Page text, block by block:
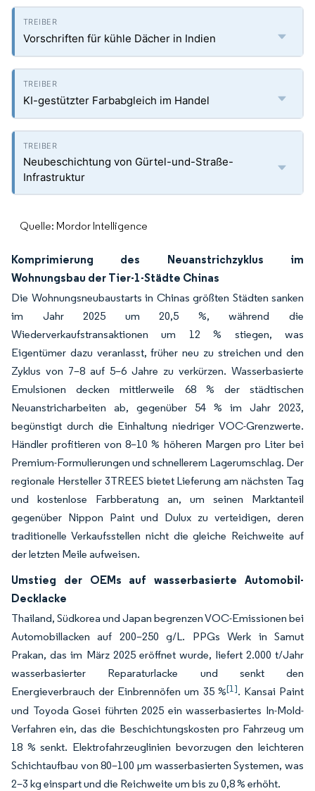
Vorschriften für kühle Dächer in Indien
KI-gestützter Farbabgleich im Handel
Neubeschichtung von Gürtel-und-Straße-
Infrastruktur
Quelle: Mordor Intelligence
Komprimierung des Neuanstrichzyklus im
Wohnungsbau der Tier-1-Städte Chinas
Die Wohnungsneubaustarts in Chinas größten Städten sanken
im Jahr 2025 um 20,5 %, während die
Wiederverkaufstransaktionen um 12 % stiegen, was
Eigentümer dazu veranlasst, früher neu zu streichen und den
Zyklus von 7–8 auf 5–6 Jahre zu verkürzen. Wasserbasierte
Emulsionen decken mittlerweile 68 % der städtischen
Neuanstricharbeiten ab, gegenüber 54 % im Jahr 2023,
begünstigt durch die Einhaltung niedriger VOC-Grenzwerte.
Händler profitieren von 8–10 % höheren Margen pro Liter bei
Premium-Formulierungen und schnellerem Lagerumschlag. Der
regionale Hersteller 3TREES bietet Lieferung am nächsten Tag
und kostenlose Farbberatung an, um seinen Marktanteil
gegenüber Nippon Paint und Dulux zu verteidigen, deren
traditionelle Verkaufsstellen nicht die gleiche Reichweite auf
der letzten Meile aufweisen.
Umstieg der OEMs auf wasserbasierte Automobil-
Decklacke
Thailand, Südkorea und Japan begrenzen VOC-Emissionen bei
Automobillacken auf 200–250 g/L. PPGs Werk in Samut
Prakan, das im März 2025 eröffnet wurde, liefert 2.000 t/Jahr
wasserbasierter Reparaturlacke und senkt den
Energieverbrauch der Einbrennöfen um 35 %[1]. Kansai Paint
und Toyoda Gosei führten 2025 ein wasserbasiertes In-Mold-
Verfahren ein, das die Beschichtungskosten pro Fahrzeug um
18 % senkt. Elektrofahrzeuglinien bevorzugen den leichteren
Schichtaufbau von 80–100 μm wasserbasierten Systemen, was
2–3 kg einspart und die Reichweite um bis zu 0,8 % erhöht.